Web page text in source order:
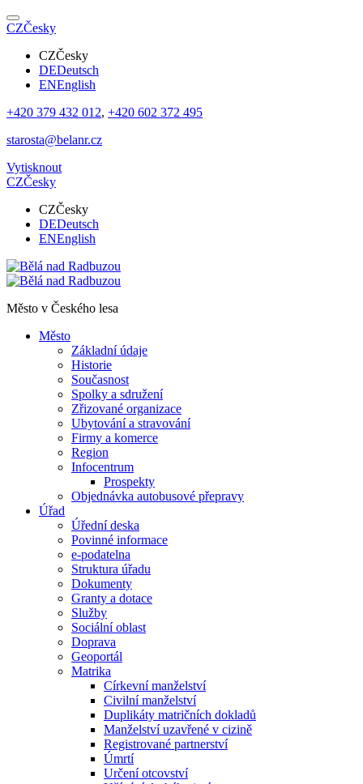
CZČesky
CZČesky
DEDeutsch
ENEnglish
+420 379 432 012, +420 602 372 495
starosta@belanr.cz
Vytisknout
CZČesky
CZČesky
DEDeutsch
ENEnglish
Město v Českého lesa
Město
Základní údaje
Historie
Současnost
Spolky a sdružení
Zřizované organizace
Ubytování a stravování
Firmy a komerce
Region
Infocentrum
Prospekty
Objednávka autobusové přepravy
Úřad
Úřední deska
Povinné informace
e-podatelna
Struktura úřadu
Dokumenty
Granty a dotace
Služby
Sociální oblast
Doprava
Geoportál
Matrika
Církevní manželství
Civilní manželství
Duplikáty matričních dokladů
Manželství uzavřené v cizině
Registrované partnerství
Úmrtí
Určení otcovství